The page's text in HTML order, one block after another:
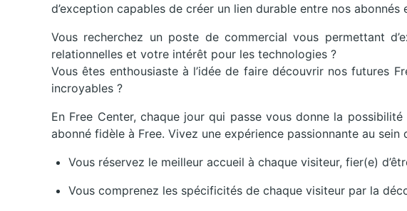
d’exception capables de créer un lien durable entre nos abonnés
Vous recherchez un poste de commercial vous permettant
relationnelles et votre intérêt pour les technologies ?
Vous êtes enthousiaste à l’idée de faire découvrir nos futures
incroyables ?
En Free Center, chaque jour qui passe vous donne la
abonné fidèle à Free. Vivez une expérience passionnante au sein
Vous réservez le meilleur accueil à chaque visiteur, fier(e)
Vous comprenez les spécificités de chaque visiteur par la